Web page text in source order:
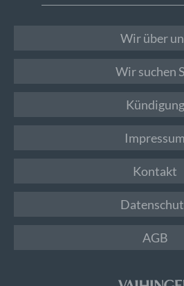
Wir über
Wir suchen
Kündigung
Impressum
Kontakt
AGB